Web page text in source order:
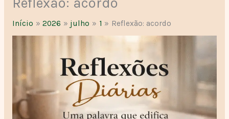
Reflexão: acordo
Início 2026 julho 1 Reflexão: acordo